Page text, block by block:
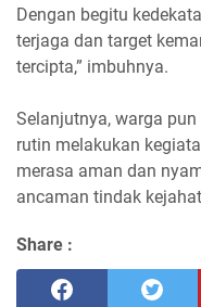
Dengan begitu
terjaga dan target
tercipta,” imbuhnya.
Selanjutnya, warga
rutin melakukan
merasa aman dan
ancaman tindak
Share :